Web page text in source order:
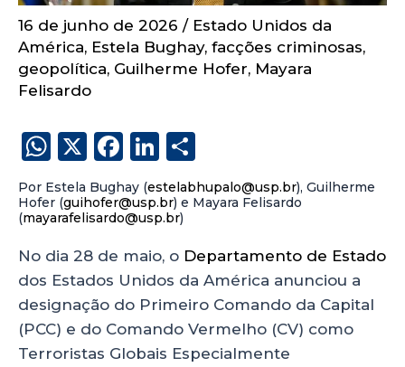
16 de junho de 2026 / Estado Unidos da
América, Estela Bughay, facções criminosas,
geopolítica, Guilherme Hofer, Mayara
Felisardo
W
h
a
ts
A
p
p
X
F
a
c
e
b
o
o
k
Li
n
k
e
dI
n
h
a
Por Estela Bughay (estelabhupalo@usp.br), Guilherme
Hofer (guihofer@usp.br) e Mayara Felisardo
(mayarafelisardo@usp.br)
No dia 28 de maio, o Departamento de Estado
dos Estados Unidos da América anunciou a
designação do Primeiro Comando da Capital
(PCC) e do Comando Vermelho (CV) como
Terroristas Globais Especialmente